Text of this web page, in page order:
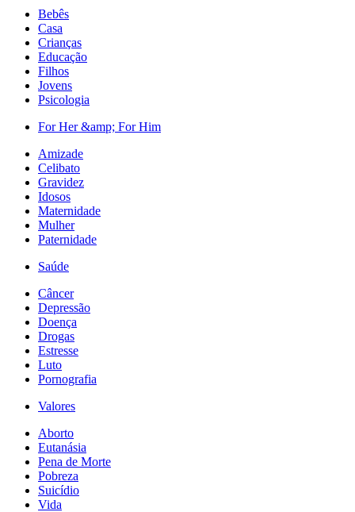
Bebês
Casa
Crianças
Educação
Filhos
Jovens
Psicologia
For Her &amp; For Him
Amizade
Celibato
Gravidez
Idosos
Maternidade
Mulher
Paternidade
Saúde
Câncer
Depressão
Doença
Drogas
Estresse
Luto
Pornografia
Valores
Aborto
Eutanásia
Pena de Morte
Pobreza
Suicídio
Vida